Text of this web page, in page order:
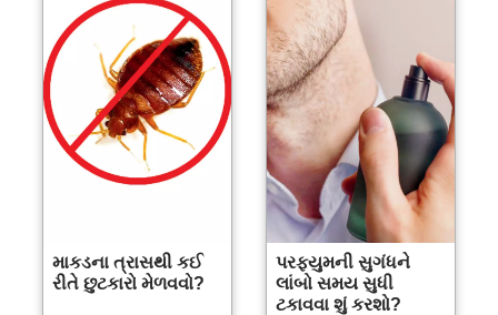
માકડના ત્રાસથી કઈ
રીતે છુટકારો મેળવવો?
પરફ્યુમની સુગંધને
લાંબો સમય સુધી
ટકાવવા શું કરશો?